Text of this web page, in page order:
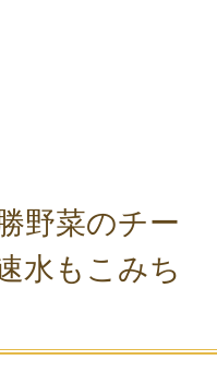
野菜のチー
水もこみち